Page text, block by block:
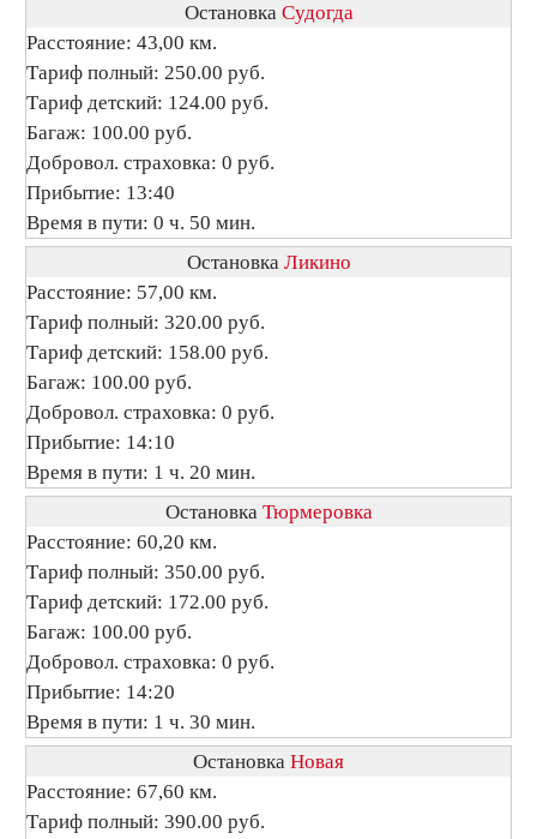
Остановка Судогда
Расстояние: 43,00 км.
Тариф полный: 250.00 руб.
Тариф детский: 124.00 руб.
Багаж: 100.00 руб.
Добровол. страховка: 0 руб.
Прибытие: 13:40
Время в пути: 0 ч. 50 мин.
Остановка Ликино
Расстояние: 57,00 км.
Тариф полный: 320.00 руб.
Тариф детский: 158.00 руб.
Багаж: 100.00 руб.
Добровол. страховка: 0 руб.
Прибытие: 14:10
Время в пути: 1 ч. 20 мин.
Остановка Тюрмеровка
Расстояние: 60,20 км.
Тариф полный: 350.00 руб.
Тариф детский: 172.00 руб.
Багаж: 100.00 руб.
Добровол. страховка: 0 руб.
Прибытие: 14:20
Время в пути: 1 ч. 30 мин.
Остановка Новая
Расстояние: 67,60 км.
Тариф полный: 390.00 руб.